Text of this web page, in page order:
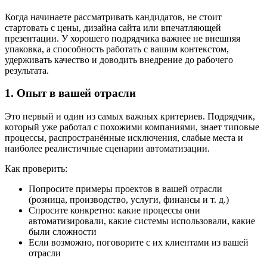
Когда начинаете рассматривать кандидатов, не стоит
стартовать с цены, дизайна сайта или впечатляющей
презентации. У хорошего подрядчика важнее не внешняя
упаковка, а способность работать с вашим контекстом,
удерживать качество и доводить внедрение до рабочего
результата.
1. Опыт в вашей отрасли
Это первый и один из самых важных критериев. Подрядчик,
который уже работал с похожими компаниями, знает типовые
процессы, распространённые исключения, слабые места и
наиболее реалистичные сценарии автоматизации.
Как проверить:
Попросите примеры проектов в вашей отрасли
(розница, производство, услуги, финансы и т. д.)
Спросите конкретно: какие процессы они
автоматизировали, какие системы использовали, какие
были сложности
Если возможно, поговорите с их клиентами из вашей
отрасли